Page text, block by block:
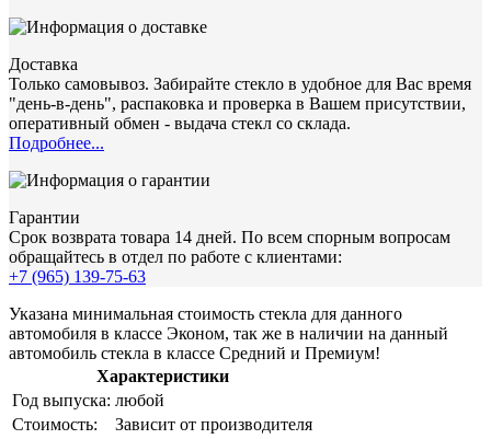
Доставка
Только самовывоз. Забирайте стекло в удобное для Вас время
"день-в-день", распаковка и проверка в Вашем присутствии,
оперативный обмен - выдача стекл со склада.
Подробнее...
Гарантии
Срок возврата товара 14 дней. По всем спорным вопросам
обращайтесь в отдел по работе с клиентами:
+7 (965) 139-75-63
Указана минимальная стоимость стекла для данного
автомобиля в классе Эконом, так же в наличии на данный
автомобиль стекла в классе Средний и Премиум!
Характеристики
Год выпуска: любой
Стоимость:
Зависит от производителя